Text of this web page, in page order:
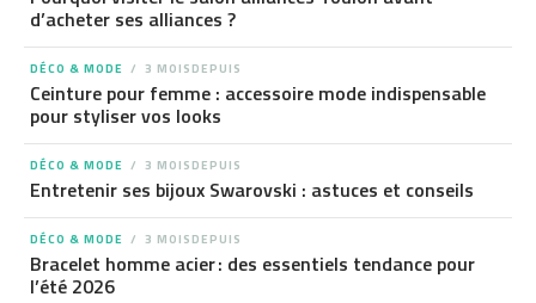
d’acheter ses alliances ?
DÉCO & MODE 3 MOISDEPUIS
Ceinture pour femme : accessoire mode indispensable
pour styliser vos looks
DÉCO & MODE 3 MOISDEPUIS
Entretenir ses bijoux Swarovski : astuces et conseils
DÉCO & MODE 3 MOISDEPUIS
Bracelet homme acier : des essentiels tendance pour
l’été 2026